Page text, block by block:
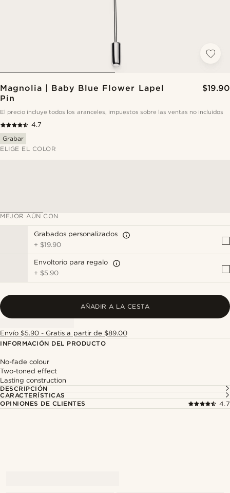
Magnolia | Baby Blue Flower Lapel
Pin
$19.90
El precio incluye todos los aranceles, impuestos sobre las ventas no incluidos
4.7
Grabar
ELIGE EL COLOR
MEJOR AÚN CON
Grabados personalizados
+ $19.90
Envoltorio para regalo
+ $5.90
AÑADIR A LA CESTA
Envío $5.90 - Gratis a partir de $89.00
INFORMACIÓN DEL PRODUCTO
No-fade colour
Two-toned effect
Lasting construction
DESCRIPCIÓN
CARACTERÍSTICAS
OPINIONES DE CLIENTES
4.7